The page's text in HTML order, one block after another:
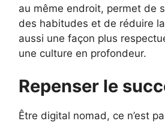
au même endroit, permet de
des habitudes et de réduire la
aussi une façon plus
une culture en profondeur.
Repenser le
Être digital nomad, ce n’est